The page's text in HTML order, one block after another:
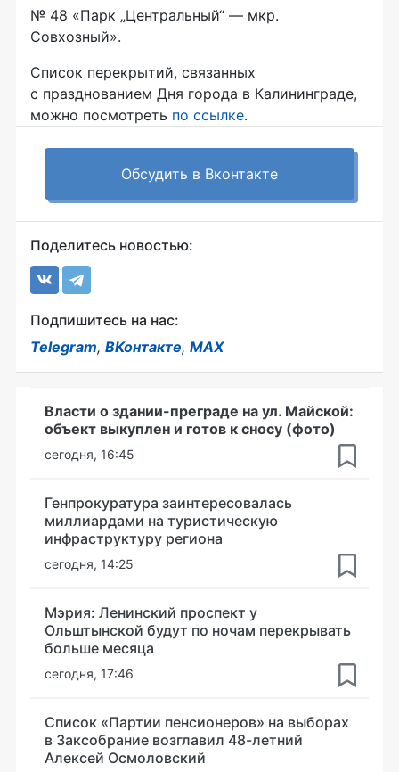
№ 48 «Парк „Центральный“ — мкр.
Совхозный».
Список перекрытий, связанных
с празднованием Дня города в Калининграде,
можно посмотреть по ссылке.
Обсудить в Вконтакте
Поделитесь новостью:
Подпишитесь на нас:
Telegram, ВКонтакте, MAX
Власти о здании-преграде на ул. Майской:
объект выкуплен и готов к сносу (фото)
сегодня, 16:45
Генпрокуратура заинтересовалась
миллиардами на туристическую
инфраструктуру региона
сегодня, 14:25
Мэрия: Ленинский проспект у
Ольштынской будут по ночам перекрывать
больше месяца
сегодня, 17:46
Список «Партии пенсионеров» на выборах
в Заксобрание возглавил 48-летний
Алексей Осмоловский